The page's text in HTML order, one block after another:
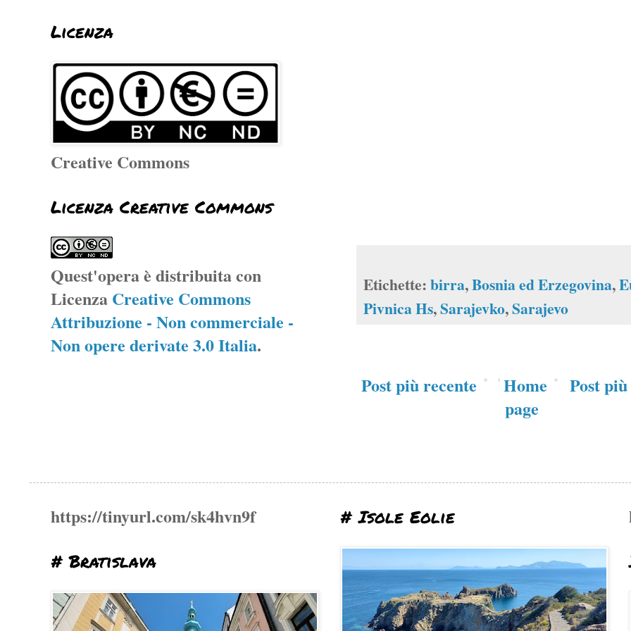
Etichette:birra,Bosnia ed Erzegovina,
Pivnica Hs,Sarajevko,Sarajevo
Post più recente Post
Home
page
Licenza
Creative Commons
Licenza Creative Commons
Quest'opera è distribuita con
Licenza Creative Commons
Attribuzione - Non commerciale -
Non opere derivate 3.0 Italia.
https://tinyurl.com/sk4hvn9f
# Bratislava
# Isole Eolie